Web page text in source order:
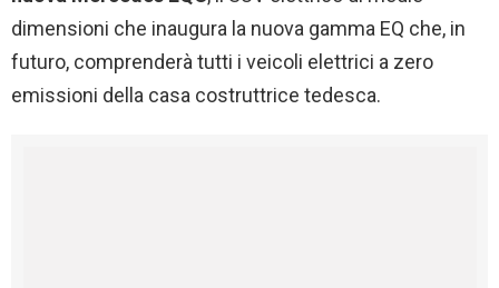
dimensioni che inaugura la nuova gamma EQ che, in
futuro, comprenderà tutti i veicoli elettrici a zero
emissioni della casa costruttrice tedesca.